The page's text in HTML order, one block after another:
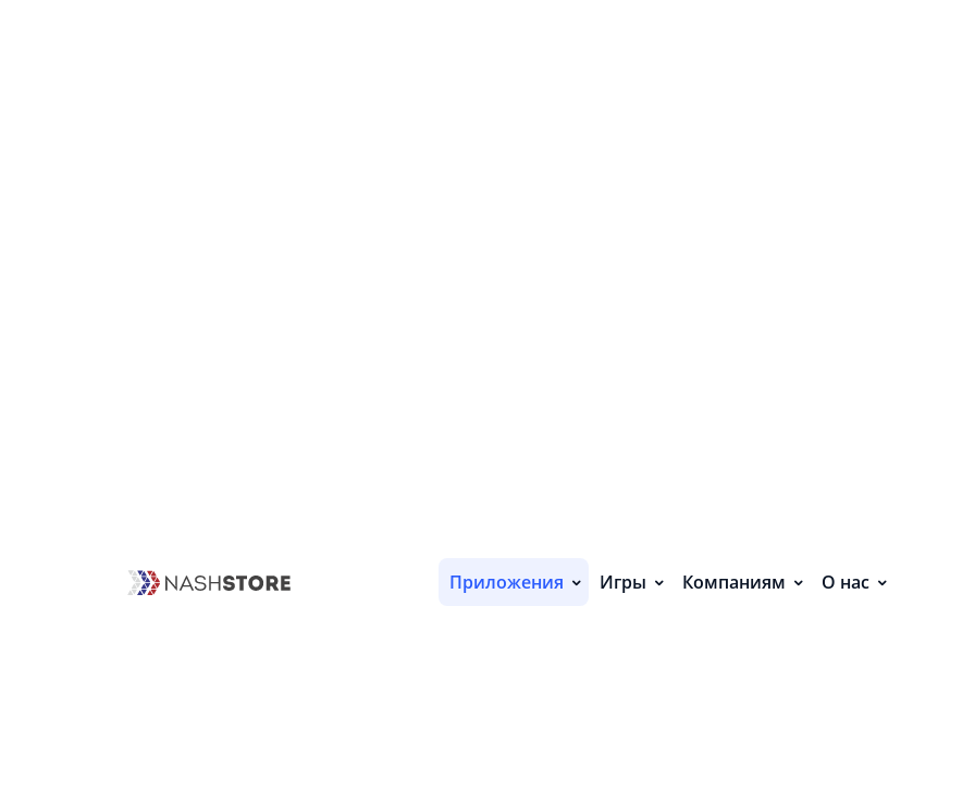
Приложения Игры Компаниям О нас
ОПИСАНИЕВЕРСИИ (1) РАЗРЕШЕНИЯ (15)